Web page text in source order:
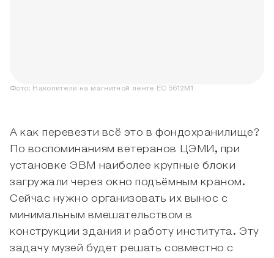
Фото: Накопители на магнитной ленте ЕС 5612М1
А как перевезти всё это в фондохранилище?
По воспоминаниям ветеранов ЦЭМИ, при
установке ЭВМ наиболее крупные блоки
загружали через окно подъёмным краном.
Сейчас нужно организовать их вынос с
минимальным вмешательством в
конструкции здания и работу института. Эту
задачу музей будет решать совместно с